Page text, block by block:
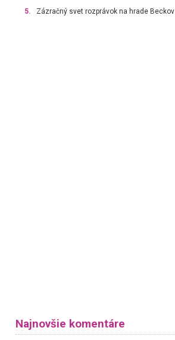
5. Zázračný svet rozprávok na hrade Beckov
Najnovšie komentáre